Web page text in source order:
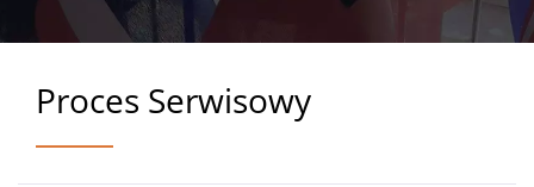
dostosowaną przemysłową suszarkę mikrofalową.
Proces Serwisowy